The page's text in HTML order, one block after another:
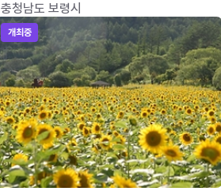
충청남도 보령시
개최중